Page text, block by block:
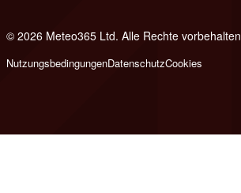
© 2026 Meteo365 Ltd. Alle Rechte vorbehalten
NutzungsbedingungenDatenschutzCookies